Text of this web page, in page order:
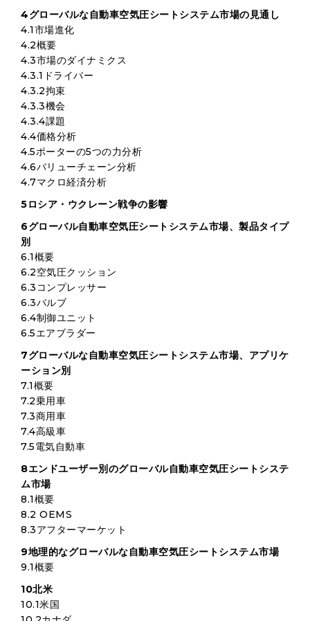
4グローバルな自動車空気圧シートシステム市場の見通し
4.1市場進化
4.2概要
4.3市場のダイナミクス
4.3.1ドライバー
4.3.2拘束
4.3.3機会
4.3.4課題
4.4価格分析
4.5ポーターの5つの力分析
4.6バリューチェーン分析
4.7マクロ経済分析
5ロシア・ウクレーン戦争の影響
6グローバル自動車空気圧シートシステム市場、製品タイプ
別
6.1概要
6.2空気圧クッション
6.3コンプレッサー
6.3バルブ
6.4制御ユニット
6.5エアブラダー
7グローバルな自動車空気圧シートシステム市場、アプリケ
ーション別
7.1概要
7.2乗用車
7.3商用車
7.4高級車
7.5電気自動車
8エンドユーザー別のグローバル自動車空気圧シートシステ
ム市場
8.1概要
8.2 OEMS
8.3アフターマーケット
9地理的なグローバルな自動車空気圧シートシステム市場
9.1概要
10北米
10.1米国